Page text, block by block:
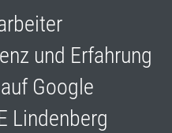
und Erfahrung
Google
Lindenberg